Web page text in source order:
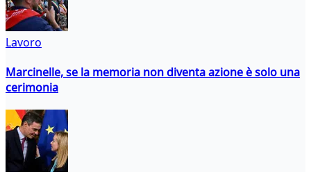
Lavoro
Marcinelle, se la memoria non diventa azione è solo una
cerimonia